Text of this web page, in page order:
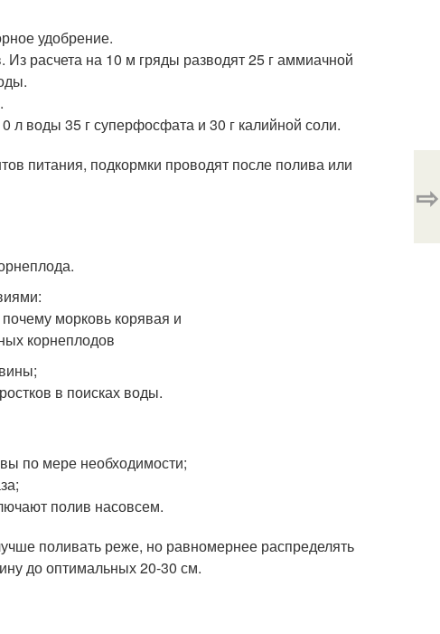
удобрение.
расчета на 10 м гряды разводят 25 г аммиачной
л воды 35 г суперфосфата и 30 г калийной соли.
питания, подкормки проводят после полива или
в поисках воды.
по мере необходимости;
полив насовсем.
поливать реже, но равномернее распределять
до оптимальных 20-30 см.
⇨